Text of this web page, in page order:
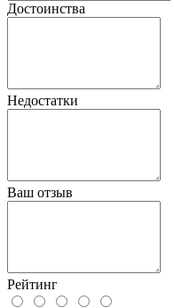
Достоинства
Недостатки
Ваш отзыв
Рейтинг